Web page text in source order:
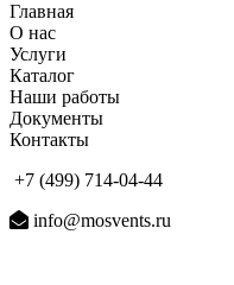
Главная
О нас
Услуги
Каталог
Наши работы
Документы
Контакты
+7 (499) 714-04-44
info@mosvents.ru